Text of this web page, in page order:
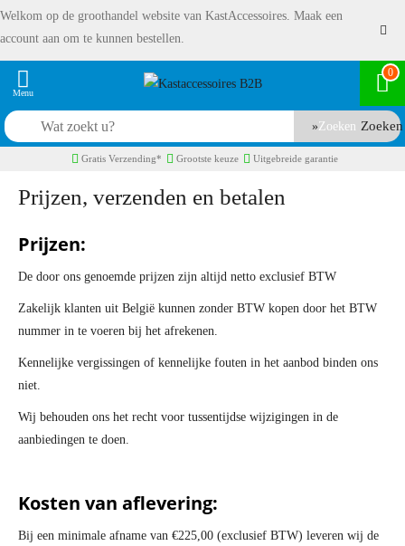
Welkom op de groothandel website van KastAccessoires. Maak een
account aan om te kunnen bestellen.
0
Zoeken
Gratis Verzending* Grootste keuze Uitgebreide garantie
Prijzen, verzenden en betalen
Prijzen:
De door ons genoemde prijzen zijn altijd netto exclusief BTW
Zakelijk klanten uit België kunnen zonder BTW kopen door het BTW
nummer in te voeren bij het afrekenen.
Kennelijke vergissingen of kennelijke fouten in het aanbod binden ons
niet.
Wij behouden ons het recht voor tussentijdse wijzigingen in de
aanbiedingen te doen.
Kosten van aflevering:
Bij een minimale afname van €225,00 (exclusief BTW) leveren wij de